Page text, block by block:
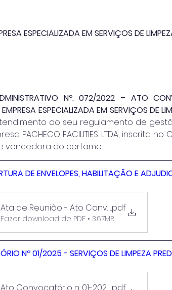
ESPECIALIZADA EM SERVIÇOS DE
Nº. 072/2022 – ATO
ESPECIALIZADA EM SERVIÇOS DE
ao seu regulamento de
FACILITIES LTDA, inscrita no
vencedora do certame.
DE ENVELOPES, HABILITAÇÃO E
Ata de Reunião - Ato Convocatório n. 01-
.pdf
Fazer download de PDF • 3.67MB
Nº 01/2025 - SERVIÇOS DE LIMPEZA